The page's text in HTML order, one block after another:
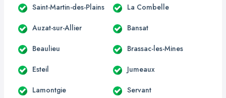
Saint-Martin-des-Plains La Combelle
Auzat-sur-Allier Bansat
Beaulieu Brassac-les-Mines
Esteil Jumeaux
Lamontgie Servant